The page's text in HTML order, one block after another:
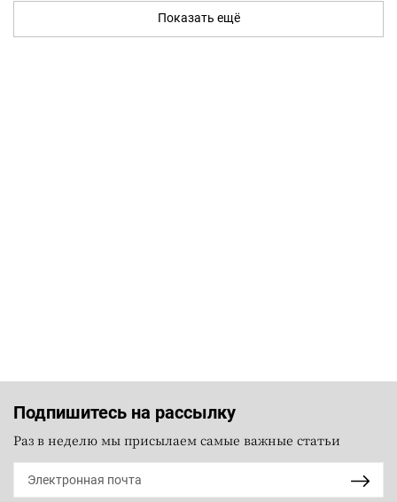
Показать ещё
Подпишитесь на рассылку
Раз в неделю мы присылаем самые важные статьи